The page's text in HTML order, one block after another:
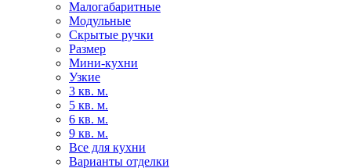
Малогабаритные
Модульные
Скрытые ручки
Размер
Мини-кухни
Узкие
3 кв. м.
5 кв. м.
6 кв. м.
9 кв. м.
Все для кухни
Варианты отделки